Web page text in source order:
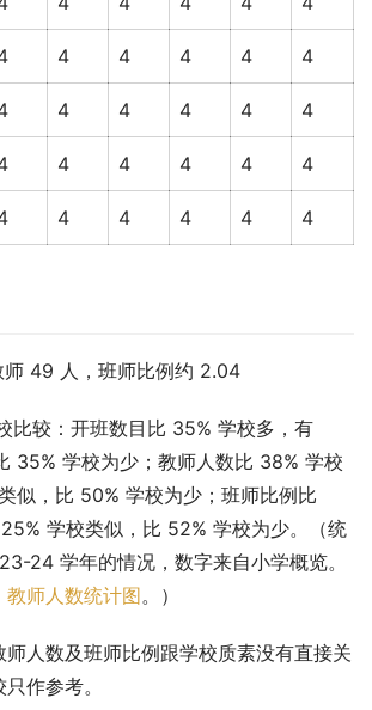
4 4 4 4 4
4 4 4 4 4
4 4 4 4 4
4 4 4 4 4
49 人，班师比例约 2.04
比较：开班数目比 35% 学校多，有
35% 学校为少；教师人数比 38% 学校
似，比 50% 学校为少；班师比例比
学校类似，比 52% 学校为少。（统
24 学年的情况，数字来自小学概览。
教师人数统计图。）
人数及班师比例跟学校质素没有直接关
作参考。